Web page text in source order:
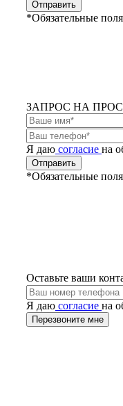
*Обязательные
ЗАПРОС НА
Я даю согласие на
*Обязательные
Оставьте ваши
Я даю согласие на